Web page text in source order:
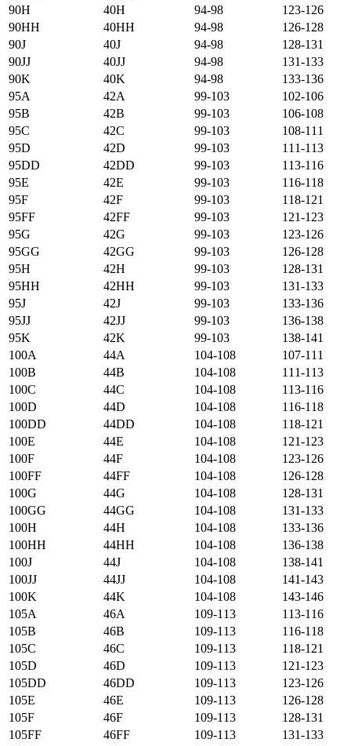
90H
40H 94-98
123-126
90HH
40HH 94-98
126-128
90J
40J 94-98
128-131
90JJ
40JJ 94-98
131-133
90K
40K 94-98
133-136
95А
42А 99-103
102-106
95B
42B 99-103
106-108
95C
42C 99-103
108-111
95D
42D 99-103
111-113
95DD
42DD 99-103
113-116
95E
42E 99-103
116-118
95F
42F 99-103
118-121
95FF
42FF 99-103
121-123
95G
42G 99-103
123-126
95GG
42GG 99-103
126-128
95H
42H 99-103
128-131
95HH
42HH 99-103
131-133
95J
42J 99-103
133-136
95JJ
42JJ 99-103
136-138
95K
42K 99-103
138-141
100А
44А 104-108
107-111
100B
44B 104-108
111-113
100C
44C 104-108
113-116
100D
44D 104-108
116-118
100DD
44DD 104-108
118-121
100E
44E 104-108
121-123
100F
44F 104-108
123-126
100FF
44FF 104-108
126-128
100G
44G 104-108
128-131
100GG
44GG 104-108
131-133
100H
44H 104-108
133-136
100HH
44HH 104-108
136-138
100J
44J 104-108
138-141
100JJ
44JJ 104-108
141-143
100K
44K 104-108
143-146
105А
46А 109-113
113-116
105B
46B 109-113
116-118
105C
46C 109-113
118-121
105D
46D 109-113
121-123
105DD
46DD 109-113
123-126
105E
46E 109-113
126-128
105F
46F 109-113
128-131
105FF
46FF 109-113
131-133